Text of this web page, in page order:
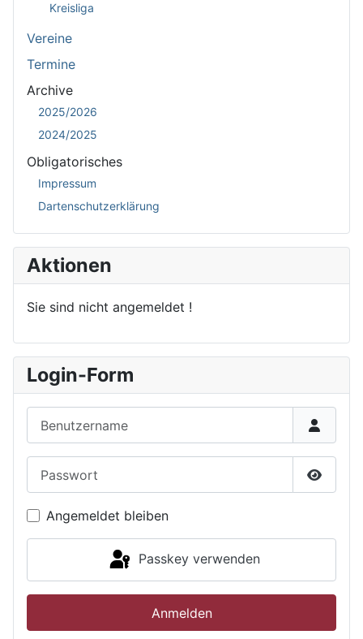
Kreisliga
Vereine
Termine
Archive
2025/2026
2024/2025
Obligatorisches
Impressum
Dartenschutzerklärung
Aktionen
Sie sind nicht angemeldet !
Login-Form
Angemeldet bleiben
Passkey verwenden
Anmelden